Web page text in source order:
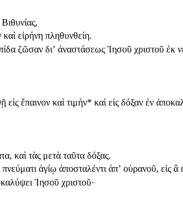
εἰρήνη πληθυνθείη.
ζῶσαν διʼ ἀναστάσεως Ἰησοῦ χριστοῦ ἐκ
ἔπαινον καὶ τιμὴν* καὶ εἰς δόξαν ἐν
καὶ τὰς μετὰ ταῦτα δόξας.
πνεύματι ἁγίῳ ἀποσταλέντι ἀπʼ οὐρανοῦ, εἰς
Ἰησοῦ χριστοῦ·